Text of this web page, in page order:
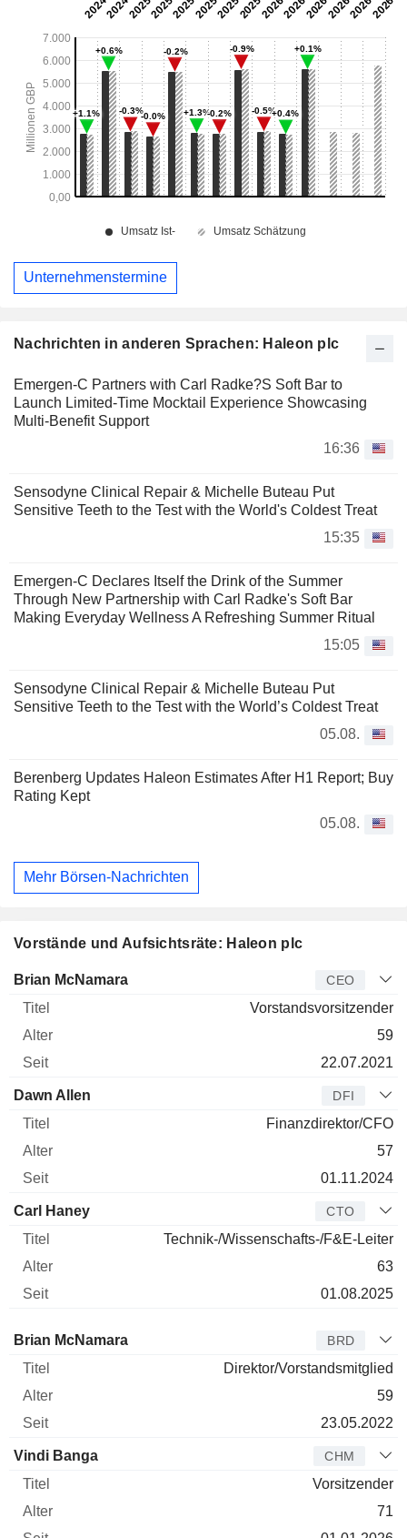
Nachrichten in anderen Sprachen: Haleon plc
Emergen-C Partners with Carl Radke?S Soft Bar to
Launch Limited-Time Mocktail Experience Showcasing
Multi-Benefit Support
16:36
Sensodyne Clinical Repair & Michelle Buteau Put
Sensitive Teeth to the Test with the World's Coldest Treat
15:35
Emergen-C Declares Itself the Drink of the Summer
Through New Partnership with Carl Radke's Soft Bar
Making Everyday Wellness A Refreshing Summer Ritual
15:05
Sensodyne Clinical Repair & Michelle Buteau Put
Sensitive Teeth to the Test with the World’s Coldest Treat
05.08.
Berenberg Updates Haleon Estimates After H1 Report; Buy
Rating Kept
05.08.
Mehr Börsen-Nachrichten
Vorstände und Aufsichtsräte: Haleon plc
Manager Titel Alter
Brian McNamara CEO
Vorstandsvorsitzender
59
22.07.2021
Dawn Allen DFI
Finanzdirektor/CFO
57
01.11.2024
Carl Haney CTO
Technik-/Wissenschafts-/F&E-Leiter
63
01.08.2025
Verwaltungsratsmitglied
Brian McNamara BRD
Direktor/Vorstandsmitglied
59
23.05.2022
Vindi Banga CHM
Vorsitzender
71
Unternehmenstermine